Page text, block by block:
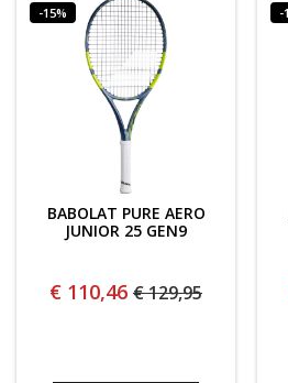
-15%
BABOLAT PURE AERO
JUNIOR 25 GEN9
€ 110,46 € 129,95
-